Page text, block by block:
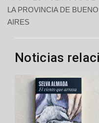
de
entradas
LA PROVINCIA DE
AIRES
Noticias